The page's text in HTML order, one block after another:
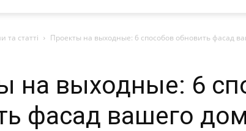
та статті Проекты на выходные: 6 способов обновить фасад
на выходные: 6
фасад вашего